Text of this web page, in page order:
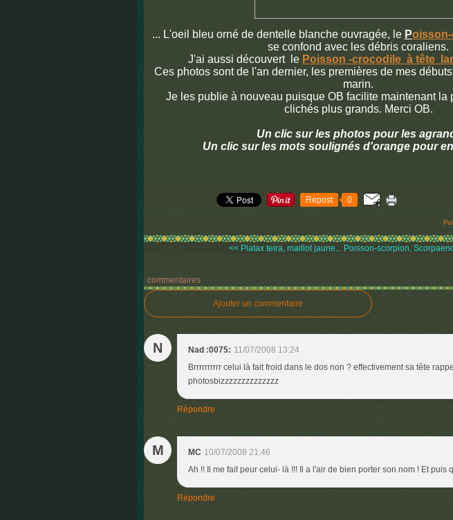
... L'oeil bleu orné de dentelle blanche ouvragée, le P
se confond avec les débris coraliens.
J'ai aussi découvert le Poisson -crocodile à tête
Ces photos sont de l'an dernier, les premières de mes
marin.
Je les publie à nouveau puisque OB facilite maintenant la
clichés plus grands. Merci OB.
Un clic sur les photos pour les
Un clic sur les mots soulignés d'orange pour
Repost 0
<< Platax teira, maillot jaune... Poisson-scorpion,
commentaires
Ajouter un commentaire
N Nad :0075: 11/07/2008 13:24
Brrrrrrrrrr celui là fait froid dans le dos non ? effectivement sa tête
photosbizzzzzzzzzzzzzz
Répondre
M MC 10/07/2008 21:46
Ah !! Il me fait peur celui- là !!! Il a l'air de bien porter son nom ! Et puis
Répondre